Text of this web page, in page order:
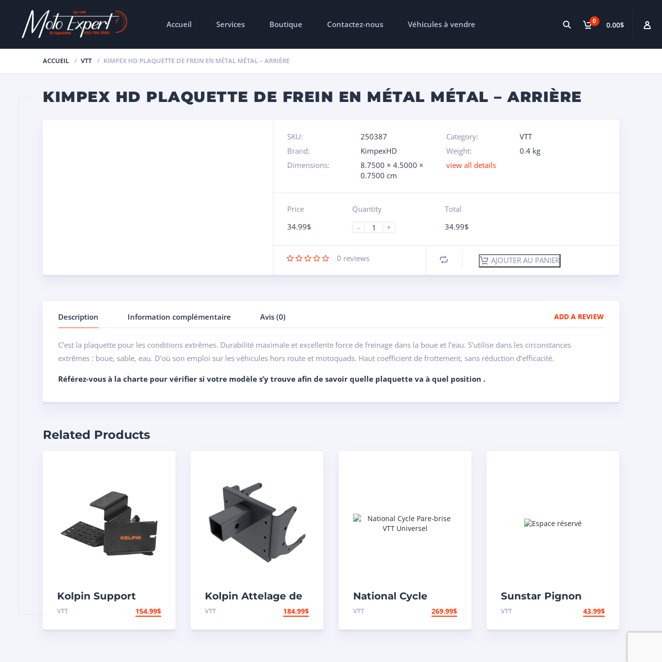
0 0.00$
Accueil Services Boutique Contactez-nous Véhicules à vendre
ACCUEIL VTT KIMPEX HD PLAQUETTE DE FREIN EN MÉTAL MÉTAL – ARRIÈRE
KIMPEX HD PLAQUETTE DE FREIN EN MÉTAL MÉTAL – ARRIÈRE
SKU: 250387 Category:
VTT
Brand:
KimpexHD Weight:
0.4 kg
Dimensions:
8.7500 × 4.5000 ×
0.7500 cm
view all details
Price
34.99$
Quantity
-
+
Total
34.99$
0 reviews AJOUTER AU PANIER
Description Information complémentaire Avis (0) ADD A REVIEW
C’est la plaquette pour les conditions extrêmes. Durabilité maximale et excellente force de freinage dans la boue et l’eau. S’utilise dans les circonstances
extrêmes : boue, sable, eau. D’où son emploi sur les véhicules hors route et motoquads. Haut coefficient de frottement, sans réduction d’efficacité.
Référez-vous à la charte pour vérifier si votre modèle s’y trouve afin de savoir quelle plaquette va à quel position .
Related Products
Kolpin Support
« Saw Press II »
VTT 154.99$
Kolpin Attelage de
remorque
VTT 184.99$
National Cycle
Pare-brise VTT
VTT 269.99$
Sunstar Pignon
arrière en acier 420
– Yamaha – Arrière
VTT 43.99$